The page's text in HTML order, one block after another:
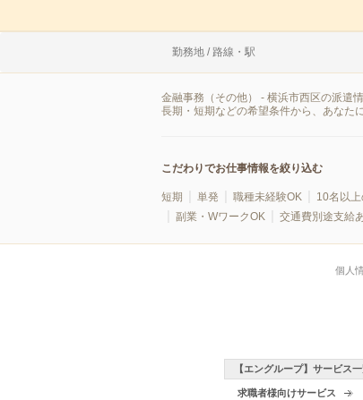
勤務地 / 路線・駅
金融事務（その他） - 横浜市西区の派遣
長期・短期などの希望条件から、あなた
こだわりでお仕事情報を絞り込む
短期 単発 職種未経験OK 10名以
副業・WワークOK
交通費別途支給
個人
【エングループ】サービス
求職者様向けサービス